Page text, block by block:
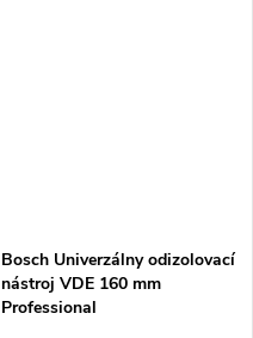
Bosch Univerzálny odizolovací
nástroj VDE 160 mm
Professional